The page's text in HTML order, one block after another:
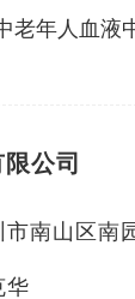
老年人血液
公司
市南山区南
华